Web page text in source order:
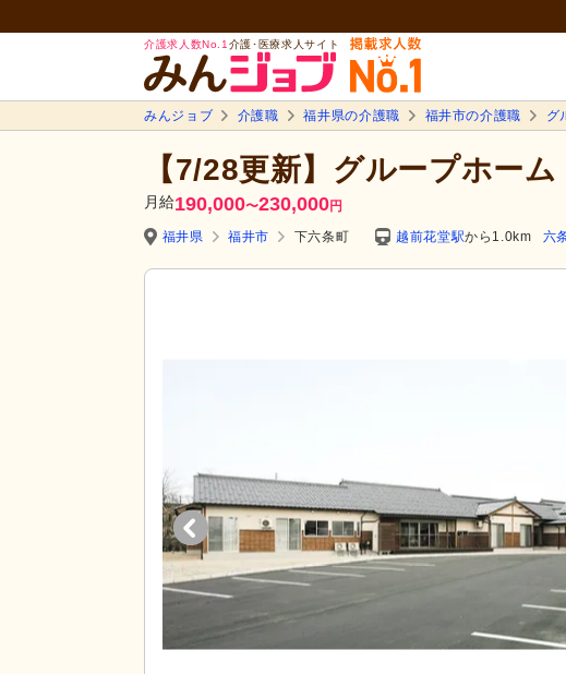
介護求人数No.1 介護･医療求人サイト
みんジョブ 介護職 福井県の介護職 福井市の介護職 グ
【7/28更新】グループホー
月給190,000〜230,000円
福井県 福井市 下六条町 越前花堂駅から1.0km 六